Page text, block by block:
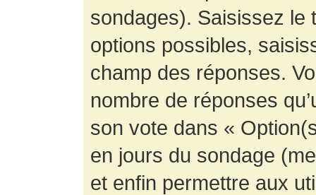
sondages). Saisissez le
options possibles,
champ des réponses.
nombre de réponses
son vote dans «
en jours du sondage
et enfin permettre aux